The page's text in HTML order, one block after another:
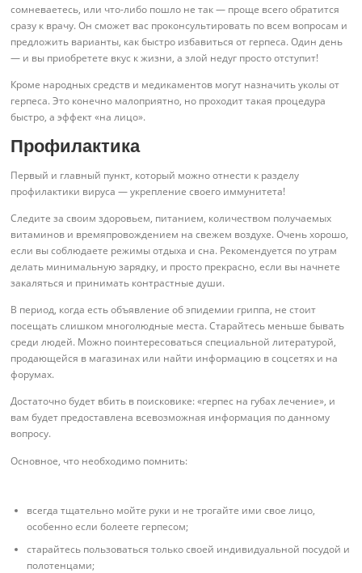
сомневаетесь, или что-либо пошло не так — проще всего обратится
сразу к врачу. Он сможет вас проконсультировать по всем вопросам и
предложить варианты, как быстро избавиться от герпеса. Один день
— и вы приобретете вкус к жизни, а злой недуг просто отступит!
Кроме народных средств и медикаментов могут назначить уколы от
герпеса. Это конечно малоприятно, но проходит такая процедура
быстро, а эффект «на лицо».
Профилактика
Первый и главный пункт, который можно отнести к разделу
профилактики вируса — укрепление своего иммунитета!
Следите за своим здоровьем, питанием, количеством получаемых
витаминов и времяпровождением на свежем воздухе. Очень хорошо,
если вы соблюдаете режимы отдыха и сна. Рекомендуется по утрам
делать минимальную зарядку, и просто прекрасно, если вы начнете
закаляться и принимать контрастные души.
В период, когда есть объявление об эпидемии гриппа, не стоит
посещать слишком многолюдные места. Старайтесь меньше бывать
среди людей. Можно поинтересоваться специальной литературой,
продающейся в магазинах или найти информацию в соцсетях и на
форумах.
Достаточно будет вбить в поисковике: «герпес на губах лечение», и
вам будет предоставлена всевозможная информация по данному
вопросу.
Основное, что необходимо помнить:
всегда тщательно мойте руки и не трогайте ими свое лицо,
особенно если болеете герпесом;
старайтесь пользоваться только своей индивидуальной посудой и
полотенцами;